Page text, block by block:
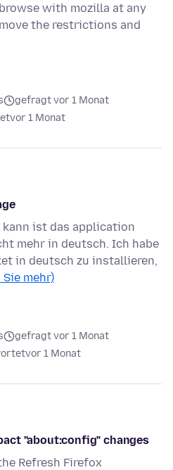
with mozilla at any
the restrictions and
gefragt vor 1 Monat
vor 1 Monat
ist das application
mehr in deutsch. Ich habe
in deutsch zu installieren,
Sie mehr)
gefragt vor 1 Monat
vor 1 Monat
"about:config" changes
Refresh Firefox